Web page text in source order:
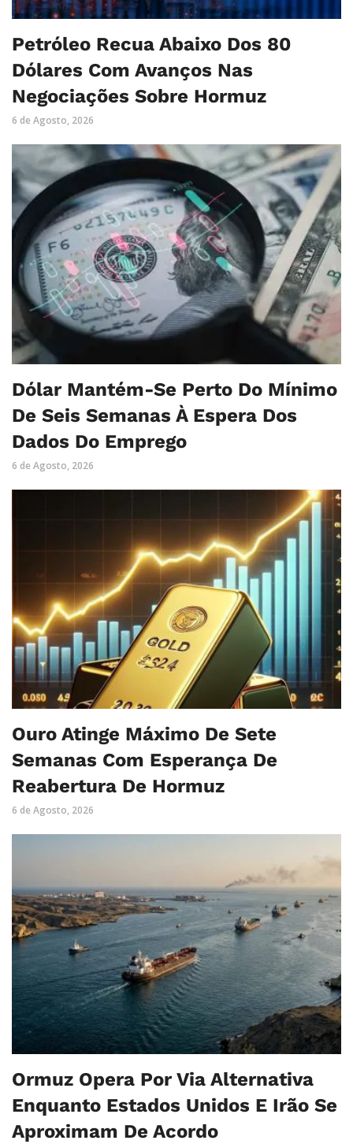
Petróleo Recua Abaixo Dos 80
Dólares Com Avanços Nas
Negociações Sobre Hormuz
6 de Agosto, 2026
Dólar Mantém-Se Perto Do Mínimo
De Seis Semanas À Espera Dos
Dados Do Emprego
6 de Agosto, 2026
Ouro Atinge Máximo De Sete
Semanas Com Esperança De
Reabertura De Hormuz
6 de Agosto, 2026
Ormuz Opera Por Via Alternativa
Enquanto Estados Unidos E Irão Se
Aproximam De Acordo